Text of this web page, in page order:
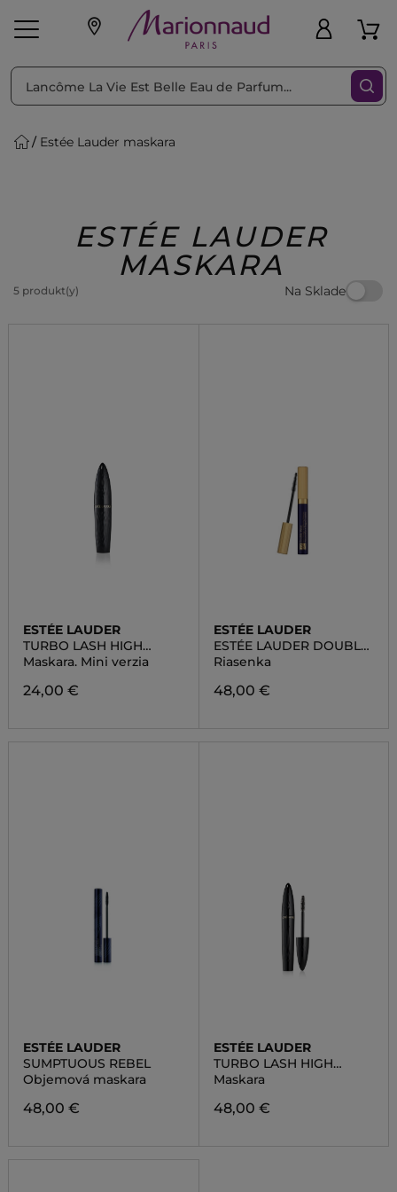
pleť Líčenie Vône
Beauty
Estée Lauder maskara
ESTÉE LAUDER
MASKARA
5 produkt(y) Na Sklade
Triediť podľa Filtrovať
ESTÉE LAUDER
TURBO LASH HIGH
POWERED
VOLUME+LENGTH
MASCARA MINI
Maskara. Mini verzia
24,00 €
ESTÉE LAUDER
ESTÉE LAUDER DOUBLE
WEAR ZERO SMUDGE
LENGHETING MASCARA
Riasenka
48,00 €
ESTÉE LAUDER
SUMPTUOUS REBEL
Objemová maskara
48,00 €
ESTÉE LAUDER
TURBO LASH HIGH
POWERED VOLUME
LENGTH MASCARA
Maskara
48,00 €